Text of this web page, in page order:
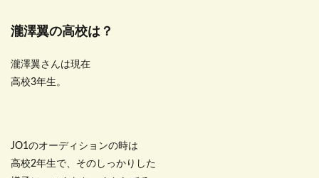
瀧澤翼の高校は？
瀧澤翼さんは現在
高校3年生。
JO1のオーディションの時は
高校2年生で、そのしっかりした